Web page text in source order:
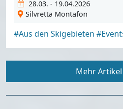
28.03. - 19.04.2026
Silvretta Montafon
#Aus den Skigebieten
Mehr